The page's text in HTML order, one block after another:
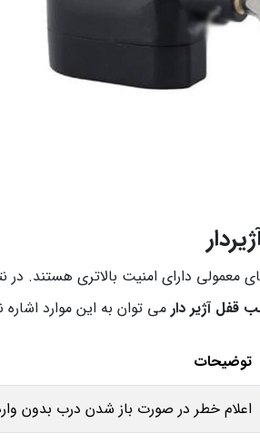
معمولی دارای امنیت بالاتری هستند.
قفل آژیر دارمی توان به این موارد اشاره
توضیحات
اعلام خطر در صورت باز شدن درب بدون